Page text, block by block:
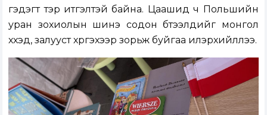
гэдэгт тэр итгэлтэй байна. Цаашид ч Польшийн
уран зохиолын шинэ содон бүтээлүүдийг монгол
хүүхэд, залууст хүргэхээр зорьж буйгаа илэрхийллээ.